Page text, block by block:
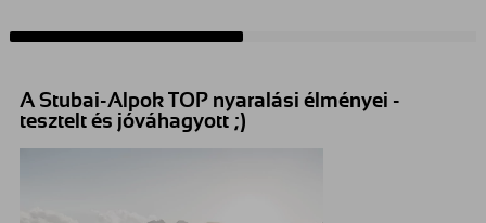
A Stubai-Alpok TOP nyaralási élményei -
tesztelt és jóváhagyott ;)